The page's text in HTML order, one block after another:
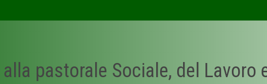
pastorale Sociale, del Lavoro